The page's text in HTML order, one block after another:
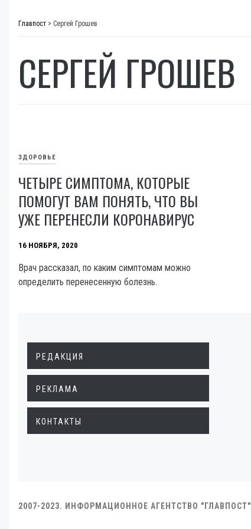
Главпост > Сергей Грошев
СЕРГЕЙ ГРОШЕВ
ЗДОРОВЬЕ
ЧЕТЫРЕ СИМПТОМА, КОТОРЫЕ
ПОМОГУТ ВАМ ПОНЯТЬ, ЧТО ВЫ
УЖЕ ПЕРЕНЕСЛИ КОРОНАВИРУС
16 НОЯБРЯ, 2020
Врач рассказал, по каким симптомам можно
определить перенесенную болезнь.
РЕДАКЦИЯ
РЕКЛАМА
КОНТАКТЫ
2007-2023. ИНФОРМАЦИОННОЕ АГЕНТСТВО "ГЛАВПОСТ"